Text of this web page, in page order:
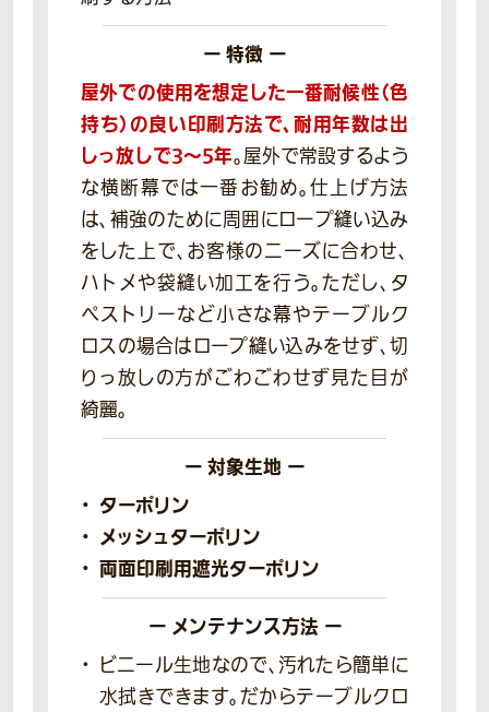
ー 特徴 ー
屋外での使用を想定した一番耐候性（色
持ち）の良い印刷方法で、耐用年数は出
しっ放しで3～5年。屋外で常設するよう
な横断幕では一番お勧め。仕上げ方法
は、補強のために周囲にロープ縫い込み
をした上で、お客様のニーズに合わせ、
ハトメや袋縫い加工を行う。ただし、タ
ペストリーなど小さな幕やテーブルク
ロスの場合はロープ縫い込みをせず、切
りっ放しの方がごわごわせず見た目が
綺麗。
ー 対象生地 ー
ターポリン
メッシュターポリン
両面印刷用遮光ターポリン
ー メンテナンス方法 ー
ビニール生地なので、汚れたら簡単に
水拭きできます。だからテーブルクロ